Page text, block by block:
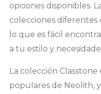
opciones disponibles.
colecciones diferentes
lo que es fácil
a tu estilo y
La colección Classtone
populares de Neolith,